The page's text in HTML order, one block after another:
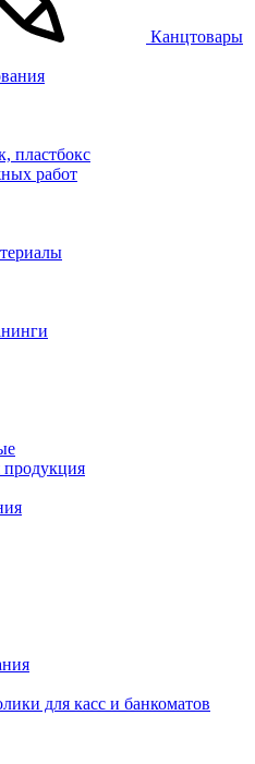
Канцтовары
пластбокс
работ
продукция
для касс и банкоматов